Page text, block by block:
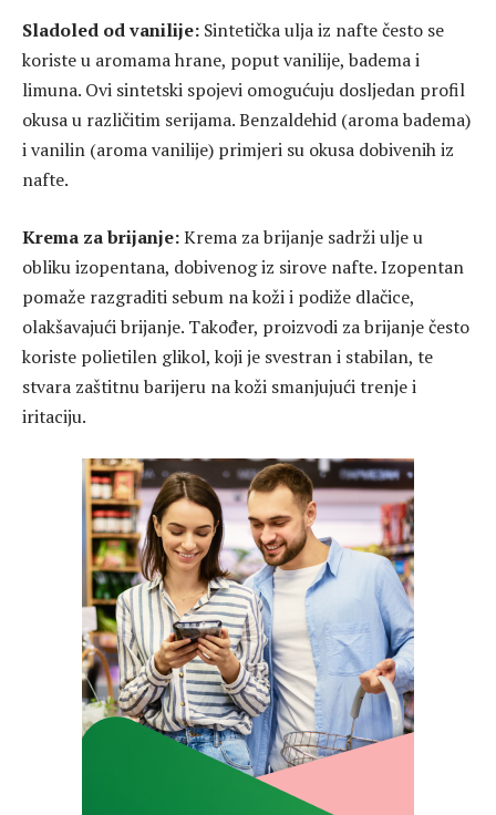
Sladoled od vanilije: Sintetička ulja iz nafte često se
koriste u aromama hrane, poput vanilije, badema i
limuna. Ovi sintetski spojevi omogućuju dosljedan profil
okusa u različitim serijama. Benzaldehid (aroma badema)
i vanilin (aroma vanilije) primjeri su okusa dobivenih iz
nafte.
Krema za brijanje:Krema za brijanje sadrži ulje u
obliku izopentana, dobivenog iz sirove nafte. Izopentan
pomaže razgraditi sebum na koži i podiže dlačice,
olakšavajući brijanje. Također, proizvodi za brijanje često
koriste polietilen glikol, koji je svestran i stabilan, te
stvara zaštitnu barijeru na koži smanjujući trenje i
iritaciju.